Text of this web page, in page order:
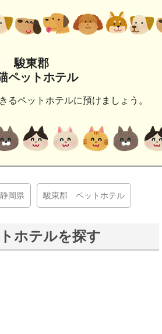
駿東郡
ペットホテル
るペットホテルに預けましょう。
静岡県 駿東郡 ペットホテル
ホテルを探す